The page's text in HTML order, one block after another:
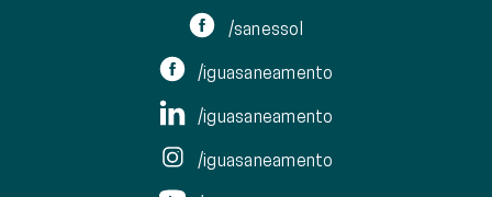
/sanessol
/iguasaneamento
/iguasaneamento
/iguasaneamento